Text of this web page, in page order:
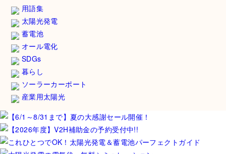
用語集
太陽光発電
蓄電池
オール電化
SDGs
暮らし
ソーラーカーポート
産業用太陽光